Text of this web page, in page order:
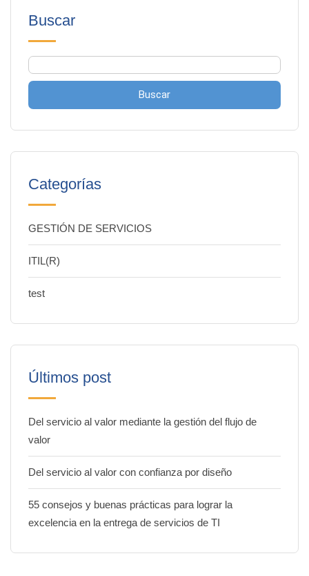
Buscar
Buscar
Categorías
GESTIÓN DE SERVICIOS
ITIL(R)
test
Últimos post
Del servicio al valor mediante la gestión del flujo de
valor
Del servicio al valor con confianza por diseño
55 consejos y buenas prácticas para lograr la
excelencia en la entrega de servicios de TI